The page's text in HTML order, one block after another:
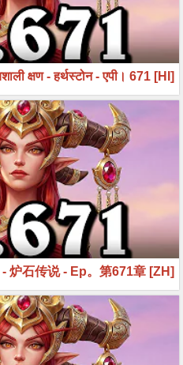
[HI] मजेदार और भाग्यशाली क्षण - हर्थस्टोन - एपी। 671
[ZH] 有趣和幸运的时刻 - 炉石传说 - Ep。第671章